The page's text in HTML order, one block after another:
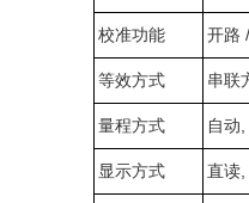
校准功能 开路
等效方式 串联
量程方式 自动
显示方式 直读